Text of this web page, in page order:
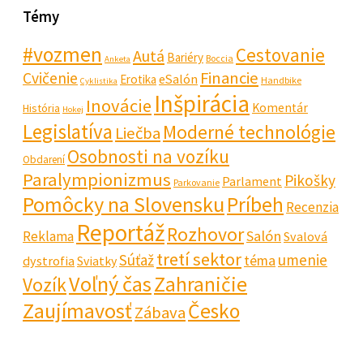
Témy
#vozmen Anketa Autá Bariéry Boccia Cestovanie
Cvičenie Cyklistika Erotika eSalón Financie Handbike
História Hokej Inovácie Inšpirácia Komentár
Legislatíva Liečba Moderné technológie
Obdarení Osobnosti na vozíku
Paralympionizmus Parkovanie Parlament Pikošky
Pomôcky na SlovenskuPríbeh Recenzia
Reklama ReportážRozhovorSalón Svalová
dystrofiaSviatkySúťažtretí sektortéma umenie
VozíkVoľný časZahraničie
ZaujímavosťZábavaČesko